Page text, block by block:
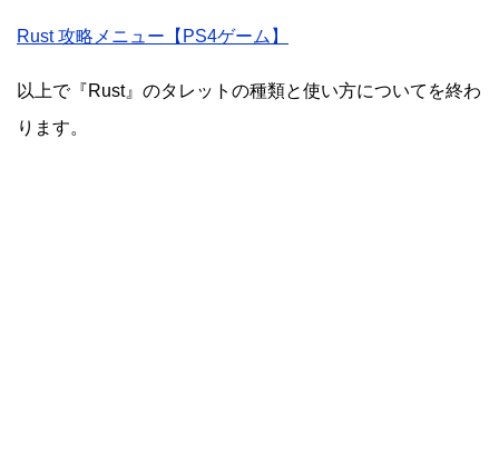
Rust 攻略メニュー【PS4ゲーム】
以上で『Rust』のタレットの種類と使い方についてを終わ
ります。